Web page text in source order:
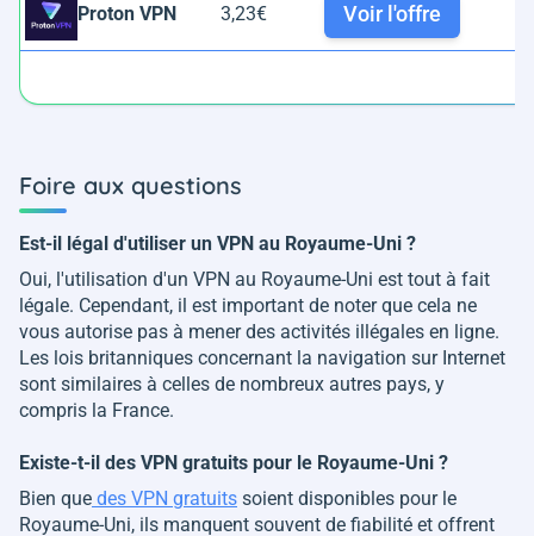
Proton VPN 3,23€ Voir l'offre
Foire aux questions
Est-il légal d'utiliser un VPN au Royaume-Uni ?
Oui, l'utilisation d'un VPN au Royaume-Uni est tout à fait
légale. Cependant, il est important de noter que cela ne
vous autorise pas à mener des activités illégales en ligne.
Les lois britanniques concernant la navigation sur Internet
sont similaires à celles de nombreux autres pays, y
compris la France.
Existe-t-il des VPN gratuits pour le Royaume-Uni ?
Bien que des VPN gratuits soient disponibles pour le
Royaume-Uni, ils manquent souvent de fiabilité et offrent